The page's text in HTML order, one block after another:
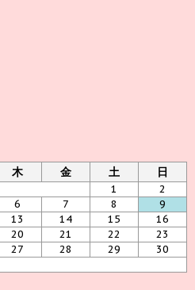
木 金 土 日
1
2
6 7 8
9
13 14 15
16
20 21 22
23
27 28 29
30